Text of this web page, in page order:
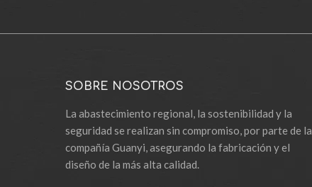
SOBRE NOSOTROS
La abastecimiento regional, la sostenibilidad y la
seguridad se realizan sin compromiso, por parte de la
compañía Guanyi, asegurando la fabricación y el
diseño de la más alta calidad.